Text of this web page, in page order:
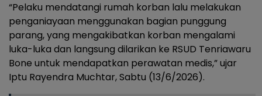
“Pelaku mendatangi rumah korban lalu melakukan
penganiayaan menggunakan bagian punggung
parang, yang mengakibatkan korban mengalami
luka-luka dan langsung dilarikan ke RSUD Tenriawaru
Bone untuk mendapatkan perawatan medis,” ujar
Iptu Rayendra Muchtar, Sabtu (13/6/2026).